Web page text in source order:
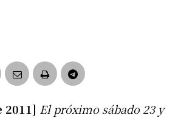
2011] El próximo sábado 23 y